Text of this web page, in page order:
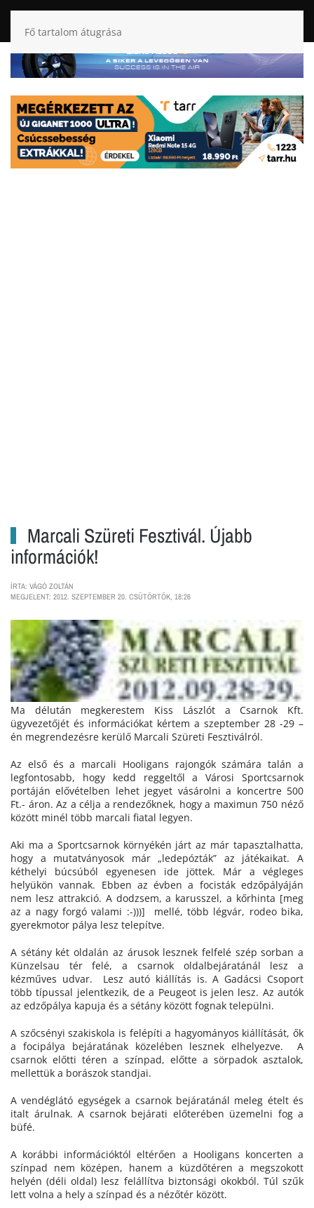
Fő tartalom átugrása
Marcali Szüreti Fesztivál. Újabb
információk!
ÍRTA: VÁGÓ ZOLTÁN
MEGJELENT: 2012. SZEPTEMBER 20. CSÜTÖRTÖK, 18:26
Ma délután megkerestem Kiss Lászlót a Csarnok Kft.
ügyvezetőjét és információkat kértem a szeptember 28 -29 –
én megrendezésre kerülő Marcali Szüreti Fesztiválról.
Az első és a marcali Hooligans rajongók számára talán a
legfontosabb, hogy kedd reggeltől a Városi Sportcsarnok
portáján elővételben lehet jegyet vásárolni a koncertre 500
Ft.- áron. Az a célja a rendezőknek, hogy a maximun 750 néző
között minél több marcali fiatal legyen.
Aki ma a Sportcsarnok környékén járt az már tapasztalhatta,
hogy a mutatványosok már „ledepózták” az játékaikat. A
kéthelyi búcsúból egyenesen ide jöttek. Már a végleges
helyükön vannak. Ebben az évben a focisták edzőpályáján
nem lesz attrakció. A dodzsem, a karusszel, a kőrhinta [meg
az a nagy forgó valami :-)))] mellé, több légvár, rodeo bika,
gyerekmotor pálya lesz telepítve.
A sétány két oldalán az árusok lesznek felfelé szép sorban a
Künzelsau tér felé, a csarnok oldalbejáratánál lesz a
kézműves udvar. Lesz autó kiállítás is. A Gadácsi Csoport
több típussal jelentkezik, de a Peugeot is jelen lesz. Az autók
az edzőpálya kapuja és a sétány között fognak települni.
A szőcsényi szakiskola is felépíti a hagyományos kiállítását, ők
a focipálya bejáratának közelében lesznek elhelyezve. A
csarnok előtti téren a színpad, előtte a sörpadok asztalok,
mellettük a borászok standjai.
A vendéglátó egységek a csarnok bejáratánál meleg ételt és
italt árulnak. A csarnok bejárati előterében üzemelni fog a
büfé.
A korábbi információktól eltérően a Hooligans koncerten a
színpad nem középen, hanem a küzdőtéren a megszokott
helyén (déli oldal) lesz felállítva biztonsági okokból. Túl szűk
lett volna a hely a színpad és a nézőtér között.